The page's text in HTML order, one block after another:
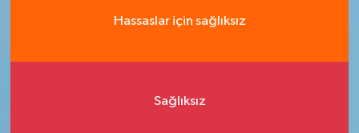
Hassaslar için sağlıksız
Sağlıksız